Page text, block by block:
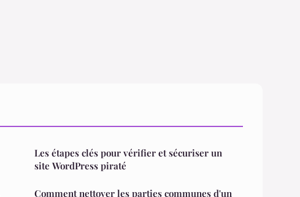
Les étapes clés pour vérifier et sécuriser un
site WordPress piraté
Comment nettoyer les parties communes d'un